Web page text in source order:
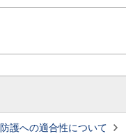
護への適合性について